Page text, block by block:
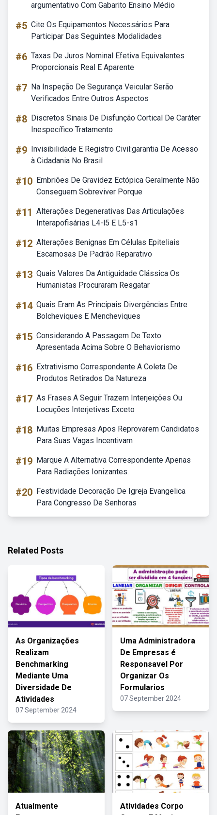
argumentativo Com Gabarito Ensino Médio
#5 Cite Os Equipamentos Necessários Para
Participar Das Seguintes Modalidades
#6 Taxas De Juros Nominal Efetiva Equivalentes
Proporcionais Real E Aparente
#7 Na Inspeção De Segurança Veicular Serão
Verificados Entre Outros Aspectos
#8 Discretos Sinais De Disfunção Cortical De Caráter
Inespecífico Tratamento
#9 Invisibilidade E Registro Civil:garantia De Acesso
à Cidadania No Brasil
#10 Embriões De Gravidez Ectópica Geralmente Não
Conseguem Sobreviver Porque
#11 Alterações Degenerativas Das Articulações
Interapofisárias L4-l5 E L5-s1
#12 Alterações Benignas Em Células Epiteliais
Escamosas De Padrão Reparativo
#13 Quais Valores Da Antiguidade Clássica Os
Humanistas Procuraram Resgatar
#14 Quais Eram As Principais Divergências Entre
Bolcheviques E Mencheviques
#15 Considerando A Passagem De Texto
Apresentada Acima Sobre O Behaviorismo
#16 Extrativismo Correspondente A Coleta De
Produtos Retirados Da Natureza
#17 As Frases A Seguir Trazem Interjeições Ou
Locuções Interjetivas Exceto
#18 Muitas Empresas Apos Reprovarem Candidatos
Para Suas Vagas Incentivam
#19 Marque A Alternativa Correspondente Apenas
Para Radiações Ionizantes.
#20 Festividade Decoração De Igreja Evangelica
Para Congresso De Senhoras
Related Posts
As Organizações
Realizam
Benchmarking
Mediante Uma
Diversidade De
Atividades
07 September 2024
Uma Administradora
De Empresas é
Responsavel Por
Organizar Os
Formularios
07 September 2024
Atualmente
Atividades Corpo